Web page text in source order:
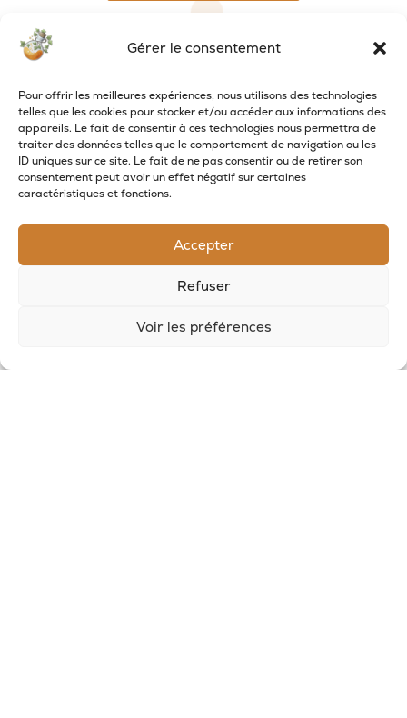
Gérer le consentement
Pour offrir les meilleures expériences, nous utilisons des technologies
telles que les cookies pour stocker et/ou accéder aux informations des
appareils. Le fait de consentir à ces technologies nous permettra de
traiter des données telles que le comportement de navigation ou les
ID uniques sur ce site. Le fait de ne pas consentir ou de retirer son
consentement peut avoir un effet négatif sur certaines
caractéristiques et fonctions.
Accepter
Refuser
Voir les préférences
Inscrivez-vous à notre newsletter pour